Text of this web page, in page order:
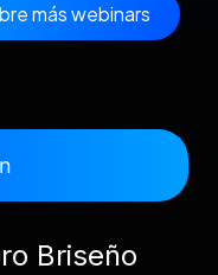
más webinars
Briseño